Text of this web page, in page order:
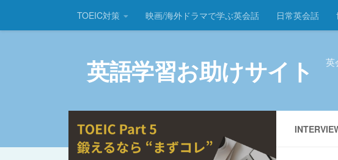
コンテンツへスキップ
TOEIC対策 映画/海外ドラマで学ぶ英会話 日常英会話
英語学習お助けサイト 英